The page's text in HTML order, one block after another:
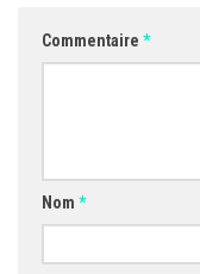
Commentaire *
Nom *